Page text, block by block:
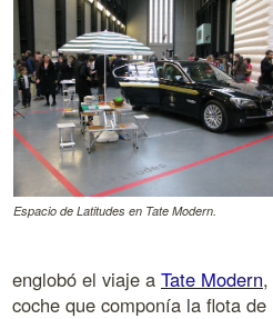
Espacio de Latitudes en Tate Modern.
englobó el viaje a Tate Modern
coche que componía la flota